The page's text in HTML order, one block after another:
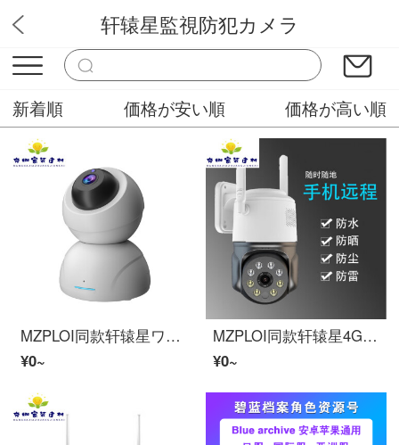
小白
轩辕星監視防犯カメラ
新着順 価格が安い順 価格が高い順
MZPLOI同款轩辕星ワイヤレス防犯カメラインテリジェント雲台ビデオカメラHD摇头机wifi監視防犯カメラ带雲台 T13
¥0~
MZPLOI同款轩辕星4Gワイヤレス監視防犯カメラ室外HD夜視球机リモートで对讲フルカラー監視防犯カメラ T30A
¥0~